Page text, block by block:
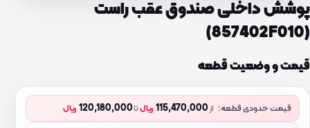
پوشش داخلی صندوق عقب راست
(857402F010)
قیمت و وضعیت قطعه
قیمت حدودی قطعه: از115,470,000 ریالتا120,180,000 ریال